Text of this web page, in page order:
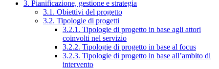
3. Pianificazione, gestione e strategia
3.1. Obiettivi del progetto
3.2. Tipologie di progetti
3.2.1. Tipologie di progetto in base agli attori
coinvolti nel servizio
3.2.2. Tipologie di progetto in base al focus
3.2.3. Tipologie di progetto in base all’ambito di
intervento